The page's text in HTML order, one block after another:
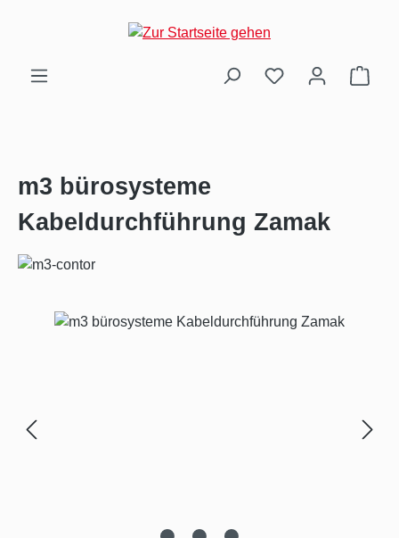
Zum Hauptinhalt springen
m3 bürosysteme
Kabeldurchführung Zamak
Bildergalerie überspringen